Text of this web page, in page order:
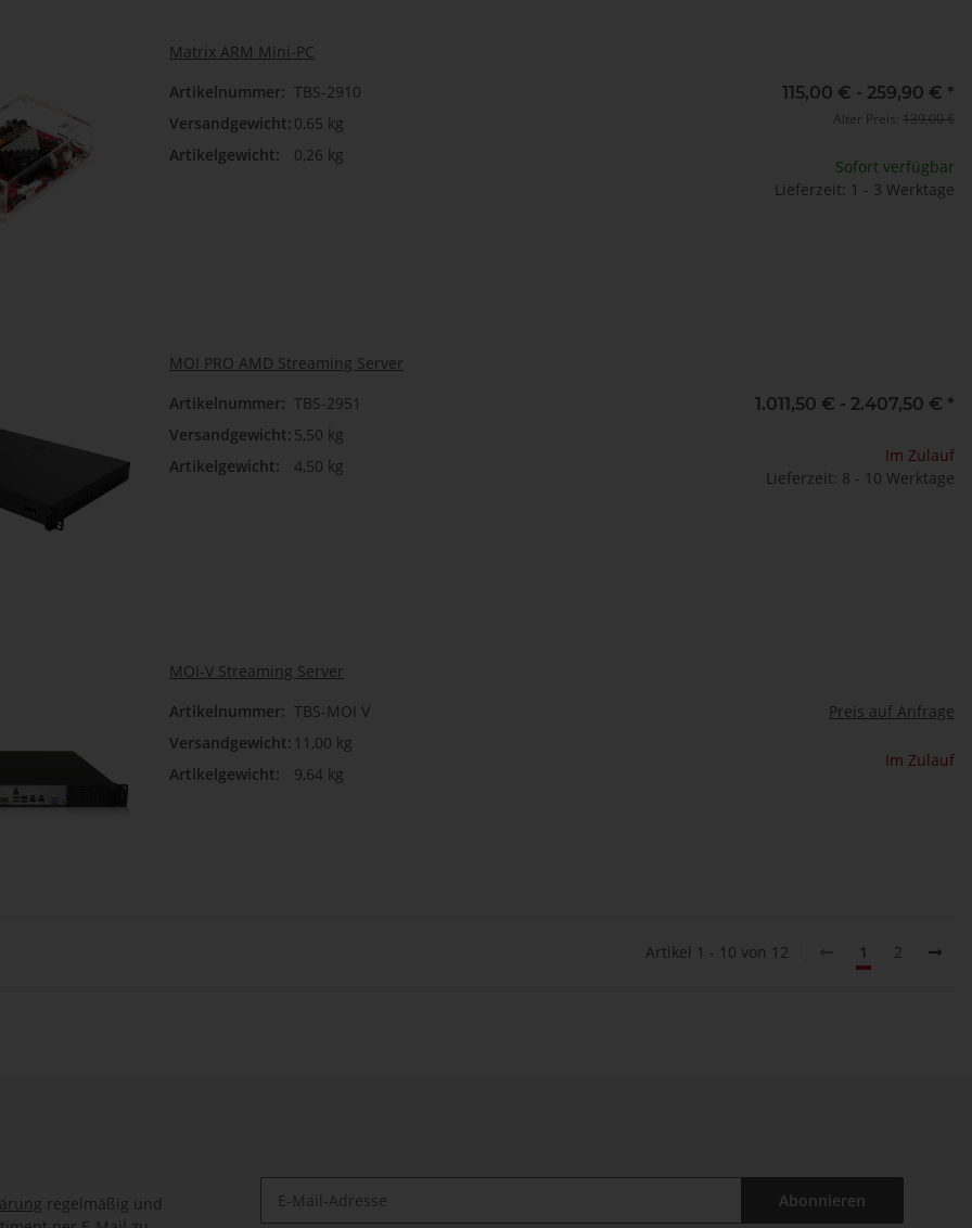
Matrix ARM Mini-PC
Artikelnummer: TBS-2910
Versandgewicht: 0,65 kg
Artikelgewicht:
0,26 kg
115,00 € - 259,90 € *
Alter Preis: 139,00 €
Sofort verfügbar
Lieferzeit: 1 - 3 Werktage
MOI PRO AMD Streaming Server
Artikelnummer: TBS-2951
Versandgewicht: 5,50 kg
Artikelgewicht:
4,50 kg
1.011,50 € - 2.407,50 € *
Im Zulauf
Lieferzeit: 8 - 10 Werktage
MOI-V Streaming Server
Artikelnummer: TBS-MOI V
Versandgewicht: 11,00 kg
Artikelgewicht:
9,64 kg
Preis auf Anfrage
Im Zulauf
Artikel 1 - 10 von 12 1 2
regelmäßig und
Abonnieren